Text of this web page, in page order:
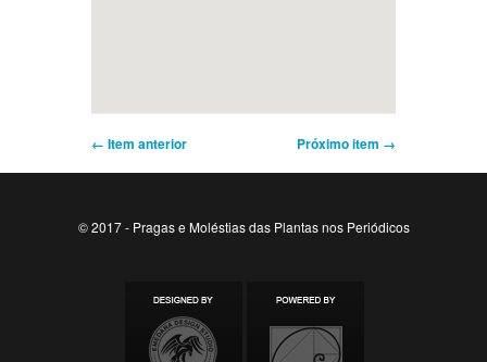
← Item anterior Próximo item →
© 2017 - Pragas e Moléstias das Plantas nos Periódicos